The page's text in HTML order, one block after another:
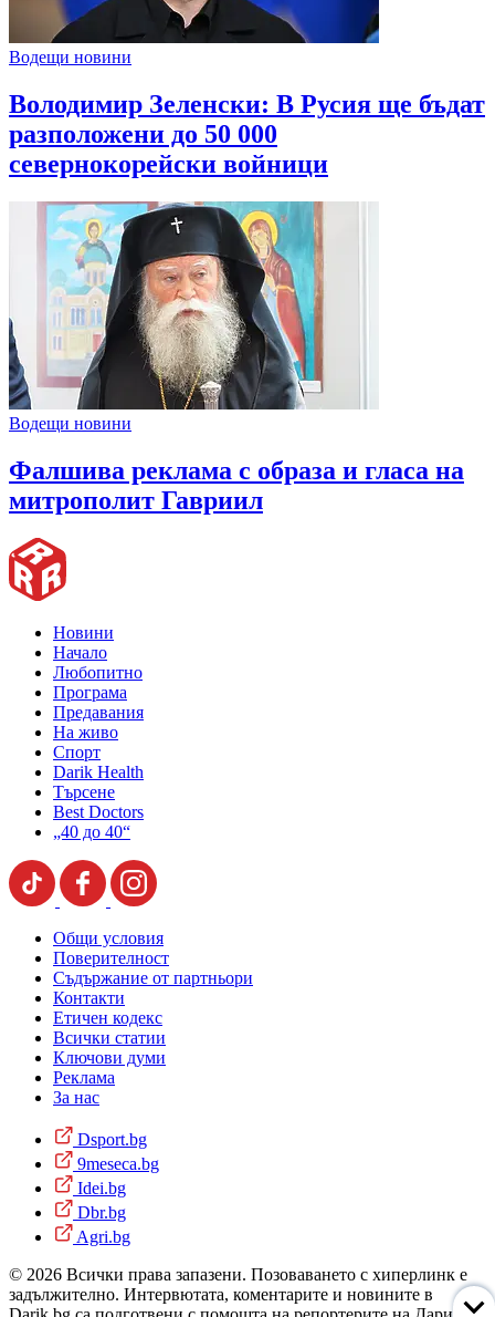
Водещи новини
Володимир Зеленски: В Русия ще бъдат
разположени до 50 000
севернокорейски войници
Водещи новини
Фалшива реклама с образа и гласа на
митрополит Гавриил
Новини
Начало
Любопитно
Програма
Предавания
На живо
Спорт
Darik Health
Търсене
Best Doctors
„40 до 40“
Общи условия
Поверителност
Съдържание от партньори
Контакти
Етичен кодекс
Всички статии
Ключови думи
Реклама
За нас
Dsport.bg
9meseca.bg
Idei.bg
Dbr.bg
Agri.bg
© 2026 Всички права запазени. Позоваването с хиперлинк е
задължително. Интервютата, коментарите и новините в